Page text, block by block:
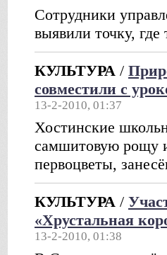
Сотрудники
выявили точку,
КУЛЬТУРА /
совместили с
13-2-2010, 01:37
Хостинские
самшитовую рощу
первоцветы,
КУЛЬТУРА /
«Хрустальная
13-2-2010, 01:38